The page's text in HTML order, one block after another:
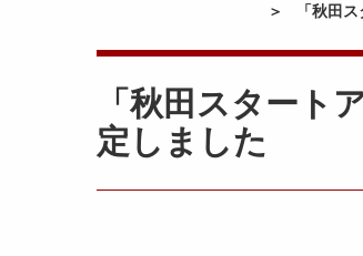
「秋田
「秋田スタート
定しました